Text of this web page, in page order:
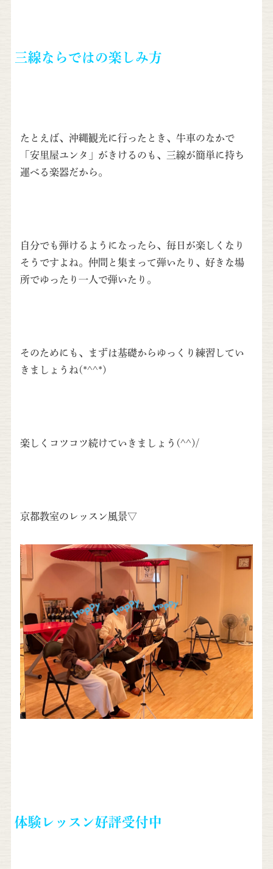
三線ならではの楽しみ方
たとえば、沖縄観光に行ったとき、牛車のなかで
「安里屋ユンタ」がきけるのも、三線が簡単に持ち
運べる楽器だから。
自分でも弾けるようになったら、毎日が楽しくなり
そうですよね。仲間と集まって弾いたり、好きな場
所でゆったり一人で弾いたり。
そのためにも、まずは基礎からゆっくり練習してい
きましょうね(*^^*)
楽しくコツコツ続けていきましょう(^^)/
京都教室のレッスン風景▽
体験レッスン好評受付中